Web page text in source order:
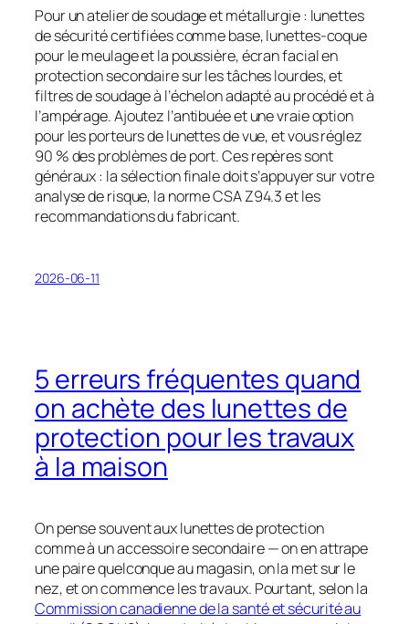
Pour un atelier de soudage et métallurgie : lunettes
de sécurité certifiées comme base, lunettes-coque
pour le meulage et la poussière, écran facial en
protection secondaire sur les tâches lourdes, et
filtres de soudage à l’échelon adapté au procédé et à
l’ampérage. Ajoutez l’antibuée et une vraie option
pour les porteurs de lunettes de vue, et vous réglez
90 % des problèmes de port. Ces repères sont
généraux : la sélection finale doit s’appuyer sur votre
analyse de risque, la norme CSA Z94.3 et les
recommandations du fabricant.
2026-06-11
5 erreurs fréquentes quand
on achète des lunettes de
protection pour les travaux
à la maison
On pense souvent aux lunettes de protection
comme à un accessoire secondaire — on en attrape
une paire quelconque au magasin, on la met sur le
nez, et on commence les travaux. Pourtant, selon la
Commission canadienne de la santé et sécurité au